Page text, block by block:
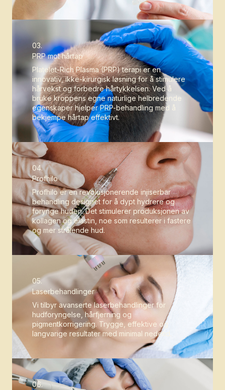
03.
PRP mot hårtap
Platelet-Rich Plasma (PRP) terapi er en
innovativ, ikke-kirurgisk løsning for å stimulere
hårvekst og forbedre hårtykkelsen. Ved å
bruke kroppens egne naturlige helbredende
egenskaper hjelper PRP-behandling med å
bekjempe hårtap effektivt.
04.
Profhilo
Profhilo er en revolusjonerende injiserbar
behandling designet for å dypt hydrere og
forynge huden. Det stimulerer produksjonen av
kollagen og elastin, noe som resulterer i fastere
og mer strålende hud.
05.
Laserbehandlinger
Vi tilbyr avanserte laserbehandlinger for
hudforyngelse, hårfjerning og
pigmentkorrigering. Trygge, effektive og
langvarige resultater med minimal nedetid.
06.